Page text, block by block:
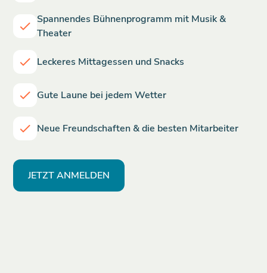
Spannendes Bühnenprogramm mit Musik &
Theater
Leckeres Mittagessen und Snacks
Gute Laune bei jedem Wetter
Neue Freundschaften & die besten Mitarbeiter
JETZT ANMELDEN